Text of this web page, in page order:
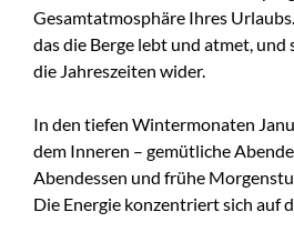
Gesamtatmosphäre Ihres
das die Berge lebt und atmet, und
die Jahreszeiten wider.
In den tiefen Wintermonaten
dem Inneren – gemütliche
Abendessen und frühe
Die Energie konzentriert sich auf